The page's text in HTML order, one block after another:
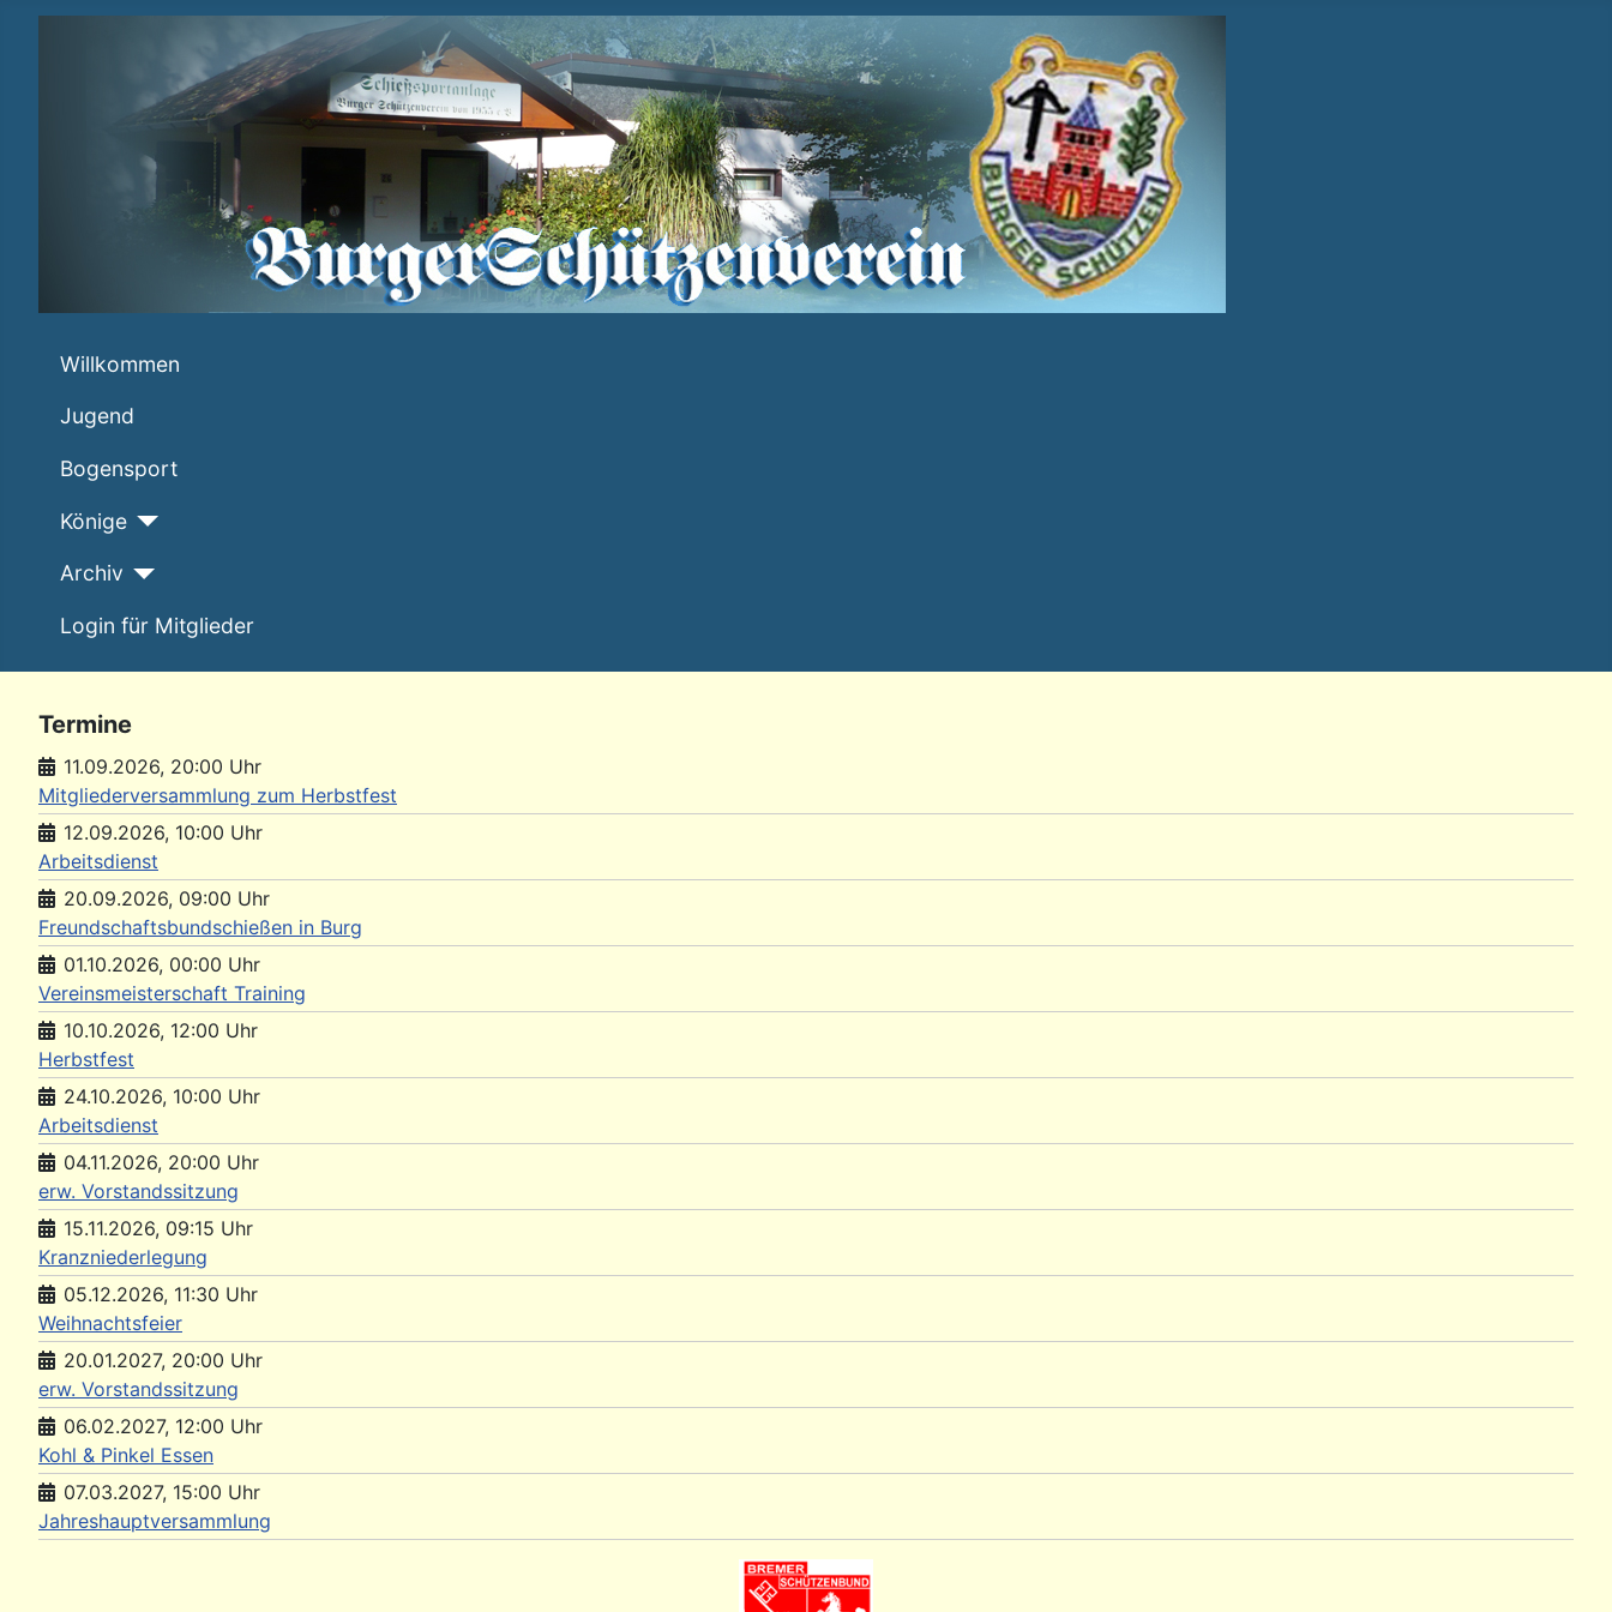
Willkommen
Jugend
Bogensport
Könige
Archiv
Login für Mitglieder
Termine
11.09.2026, 20:00 Uhr
Mitgliederversammlung zum Herbstfest
12.09.2026, 10:00 Uhr
Arbeitsdienst
20.09.2026, 09:00 Uhr
Freundschaftsbundschießen in Burg
01.10.2026, 00:00 Uhr
Vereinsmeisterschaft Training
10.10.2026, 12:00 Uhr
Herbstfest
24.10.2026, 10:00 Uhr
Arbeitsdienst
04.11.2026, 20:00 Uhr
erw. Vorstandssitzung
15.11.2026, 09:15 Uhr
Kranzniederlegung
05.12.2026, 11:30 Uhr
Weihnachtsfeier
20.01.2027, 20:00 Uhr
erw. Vorstandssitzung
06.02.2027, 12:00 Uhr
Kohl & Pinkel Essen
07.03.2027, 15:00 Uhr
Jahreshauptversammlung